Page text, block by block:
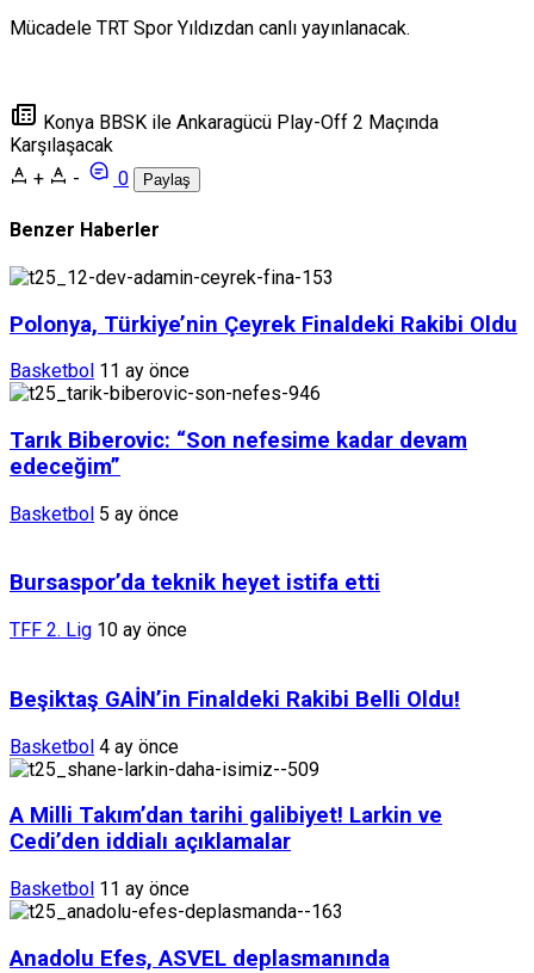
Mücadele TRT Spor Yıldızdan canlı yayınlanacak.
Konya BBSK ile Ankaragücü Play-Off 2 Maçında
Karşılaşacak
+
- 0 Paylaş
Benzer Haberler
Polonya, Türkiye’nin Çeyrek Finaldeki Rakibi Oldu
Basketbol 11 ay önce
Tarık Biberovic: “Son nefesime kadar devam
edeceğim”
Basketbol 5 ay önce
Bursaspor’da teknik heyet istifa etti
TFF 2. Lig 10 ay önce
Beşiktaş GAİN’in Finaldeki Rakibi Belli Oldu!
Basketbol 4 ay önce
A Milli Takım’dan tarihi galibiyet! Larkin ve
Cedi’den iddialı açıklamalar
Basketbol 11 ay önce
Anadolu Efes, ASVEL deplasmanında